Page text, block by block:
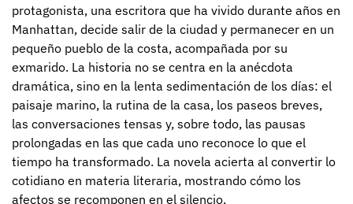
protagonista, una escritora que ha vivido durante años en
Manhattan, decide salir de la ciudad y permanecer en un
pequeño pueblo de la costa, acompañada por su
exmarido. La historia no se centra en la anécdota
dramática, sino en la lenta sedimentación de los días: el
paisaje marino, la rutina de la casa, los paseos breves,
las conversaciones tensas y, sobre todo, las pausas
prolongadas en las que cada uno reconoce lo que el
tiempo ha transformado. La novela acierta al convertir lo
cotidiano en materia literaria, mostrando cómo los
afectos se recomponen en el silencio.